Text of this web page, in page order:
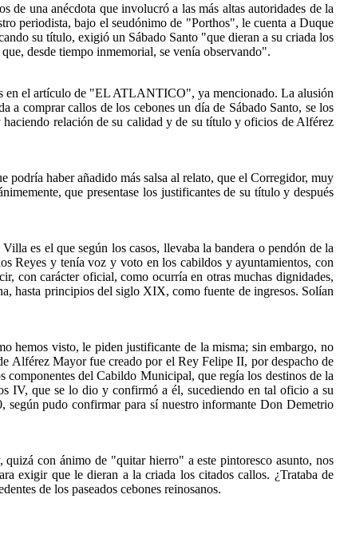
de una anécdota que involucró a las más altas autoridades de la
periodista, bajo el seudónimo de "Porthos", le cuenta a Duque
su título, exigió un Sábado Santo "que dieran a su criada los
desde tiempo inmemorial, se venía observando".
en el artículo de "EL ATLANTICO", ya mencionado. La alusión
comprar callos de los cebones un día de Sábado Santo, se los
relación de su calidad y de su título y oficios de Alférez
haber añadido más salsa al relato, que el Corregidor, muy
que presentase los justificantes de su título y después
es el que según los casos, llevaba la bandera o pendón de la
Reyes y tenía voz y voto en los cabildos y ayuntamientos, con
con carácter oficial, como ocurría en otras muchas dignidades,
hasta principios del siglo XIX, como fuente de ingresos. Solían
hemos visto, le piden justificante de la misma; sin embargo, no
Alférez Mayor fue creado por el Rey Felipe II, por despacho de
del Cabildo Municipal, que regía los destinos de la
IV, que se lo dio y confirmó a él, sucediendo en tal oficio a su
pudo confirmar para sí nuestro informante Don Demetrio
con ánimo de "quitar hierro" a este pintoresco asunto, nos
exigir que le dieran a la criada los citados callos. ¿Trataba de
de los paseados cebones reinosanos.